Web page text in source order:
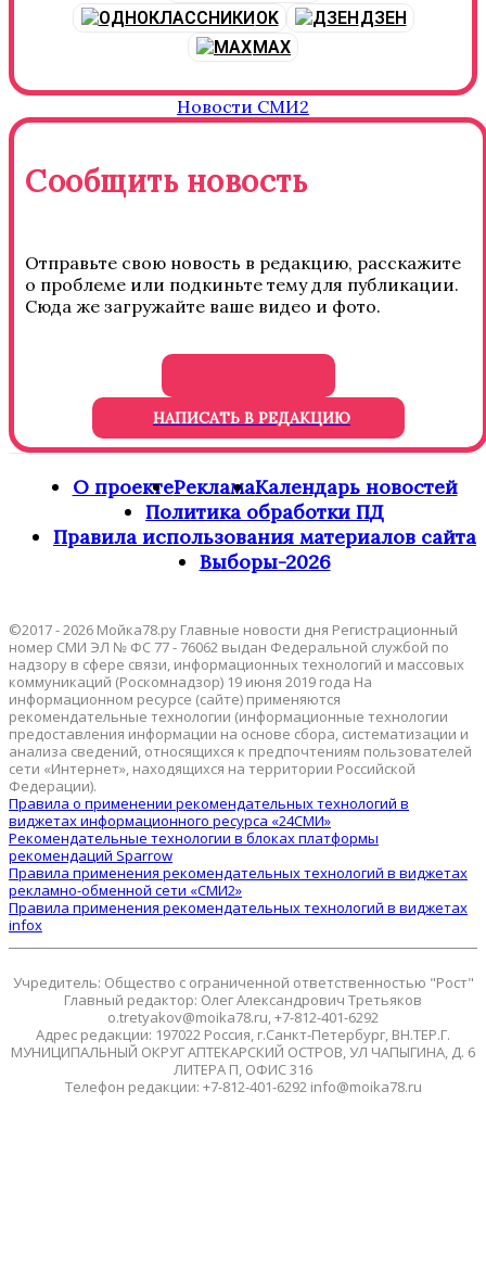
OK
ДЗЕН
MAX
Новости СМИ2
Сообщить новость
Отправьте свою новость в редакцию, расскажите
о проблеме или подкиньте тему для публикации.
Сюда же загружайте ваше видео и фото.
НАПИСАТЬ В РЕДАКЦИЮ
О проектеРекламаКалендарь новостей
Политика обработки ПД
Правила использования материалов сайта
Выборы-2026
©2017 - 2026 Мойка78.ру Главные новости дня Регистрационный
номер СМИ ЭЛ № ФС 77 - 76062 выдан Федеральной службой по
надзору в сфере связи, информационных технологий и массовых
коммуникаций (Роскомнадзор) 19 июня 2019 года На
информационном ресурсе (сайте) применяются
рекомендательные технологии (информационные технологии
предоставления информации на основе сбора, систематизации и
анализа сведений, относящихся к предпочтениям пользователей
сети «Интернет», находящихся на территории Российской
Федерации).
Правила о применении рекомендательных технологий в
виджетах информационного ресурса «24СМИ»
Рекомендательные технологии в блоках платформы
рекомендаций Sparrow
Правила применения рекомендательных технологий в виджетах
рекламно-обменной сети «СМИ2»
Правила применения рекомендательных технологий в виджетах
infox
Учредитель: Общество с ограниченной ответственностью "Рост"
Главный редактор: Олег Александрович Третьяков
o.tretyakov@moika78.ru, +7-812-401-6292
Адрес редакции: 197022 Россия, г.Санкт-Петербург, ВН.ТЕР.Г.
МУНИЦИПАЛЬНЫЙ ОКРУГ АПТЕКАРСКИЙ ОСТРОВ, УЛ ЧАПЫГИНА, Д. 6
ЛИТЕРА П, ОФИС 316
Телефон редакции: +7-812-401-6292 info@moika78.ru